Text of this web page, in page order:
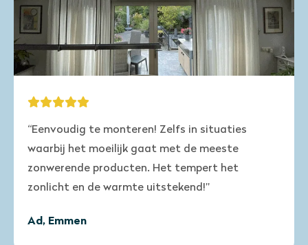
“Eenvoudig te monteren! Zelfs in situaties
waarbij het moeilijk gaat met de meeste
zonwerende producten. Het tempert het
zonlicht en de warmte uitstekend!”
Ad, Emmen